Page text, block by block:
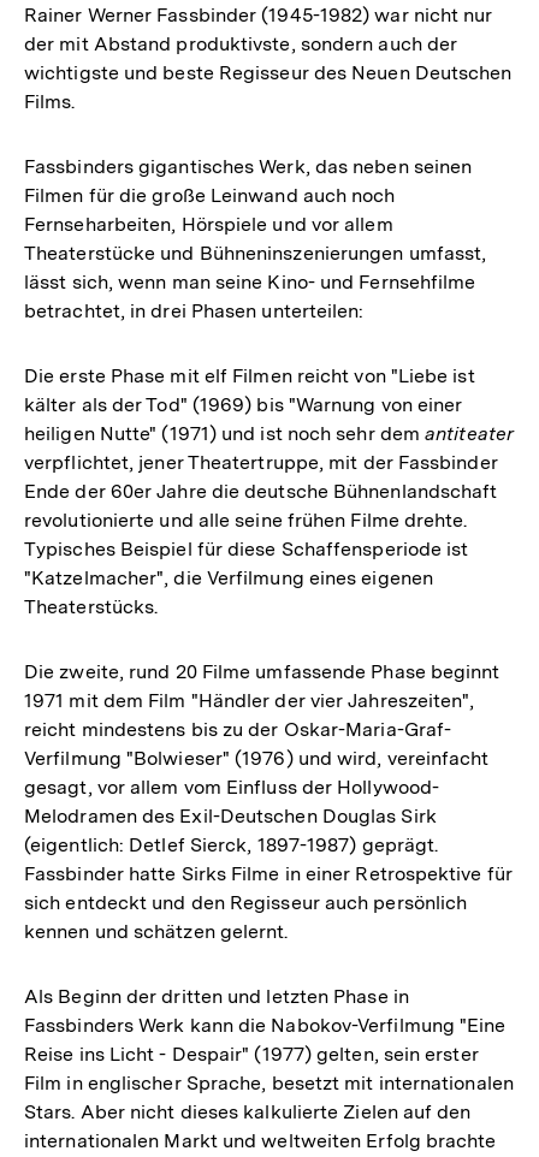
Rainer Werner Fassbinder (1945-1982) war nicht nur
der mit Abstand produktivste, sondern auch der
wichtigste und beste Regisseur des Neuen Deutschen
Films.
Fassbinders gigantisches Werk, das neben seinen
Filmen für die große Leinwand auch noch
Fernseharbeiten, Hörspiele und vor allem
Theaterstücke und Bühneninszenierungen umfasst,
lässt sich, wenn man seine Kino- und Fernsehfilme
betrachtet, in drei Phasen unterteilen:
Die erste Phase mit elf Filmen reicht von "Liebe ist
kälter als der Tod" (1969) bis "Warnung von einer
heiligen Nutte" (1971) und ist noch sehr demantiteater
verpflichtet, jener Theatertruppe, mit der Fassbinder
Ende der 60er Jahre die deutsche Bühnenlandschaft
revolutionierte und alle seine frühen Filme drehte.
Typisches Beispiel für diese Schaffensperiode ist
"Katzelmacher", die Verfilmung eines eigenen
Theaterstücks.
Die zweite, rund 20 Filme umfassende Phase beginnt
1971 mit dem Film "Händler der vier Jahreszeiten",
reicht mindestens bis zu der Oskar-Maria-Graf-
Verfilmung "Bolwieser" (1976) und wird, vereinfacht
gesagt, vor allem vom Einfluss der Hollywood-
Melodramen des Exil-Deutschen Douglas Sirk
(eigentlich: Detlef Sierck, 1897-1987) geprägt.
Fassbinder hatte Sirks Filme in einer Retrospektive für
sich entdeckt und den Regisseur auch persönlich
kennen und schätzen gelernt.
Als Beginn der dritten und letzten Phase in
Fassbinders Werk kann die Nabokov-Verfilmung "Eine
Reise ins Licht - Despair" (1977) gelten, sein erster
Film in englischer Sprache, besetzt mit internationalen
Stars. Aber nicht dieses kalkulierte Zielen auf den
internationalen Markt und weltweiten Erfolg brachte